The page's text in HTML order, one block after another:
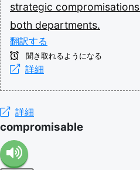
strategic compromisations
both departments.
翻訳する
聞き取れるようになる
詳細
詳細
compromisable